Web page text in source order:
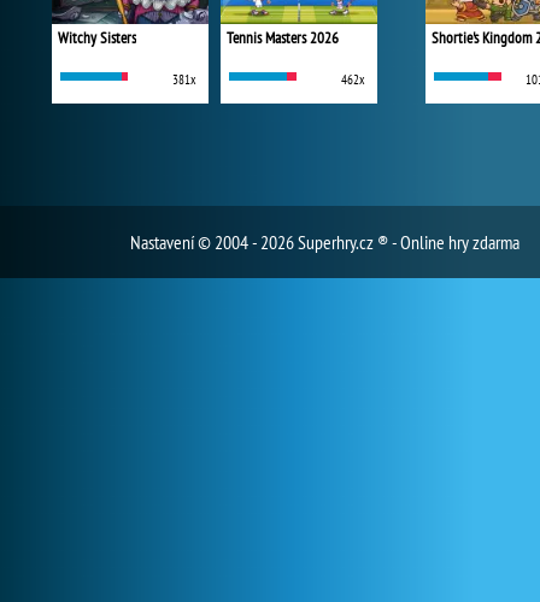
Witchy Sisters
381x
Tennis Masters 2026
462x
Shortie's Kingdom
Nastavení© 2004 - 2026 Superhry.cz ® - Online hry zdarma